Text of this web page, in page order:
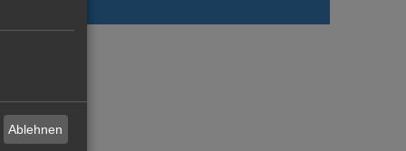
Ablehnen